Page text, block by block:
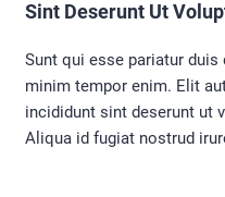
Sint Deserunt Ut
Sunt qui esse pariatur
minim tempor enim. Elit
incididunt sint deserunt ut
Aliqua id fugiat nostrud